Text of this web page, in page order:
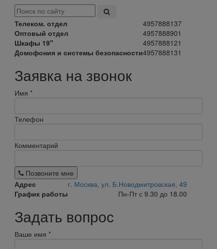
Телеком. отдел
4957888137
Оптовый отдел
4957888901
Шкафы 19"
4957888121
Домофония и системы безопасности4957888131
Заявка на звонок
Имя *
Телефон
Комментарий
Позвоните мне
Адрес
г. Москва, ул. Б.Новодмитровская, 49
График работы
Пн-Пт с 9.30 до 18.00
Задать вопрос
Ваше имя *